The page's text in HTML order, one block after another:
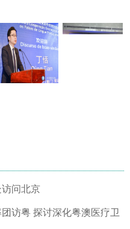
问北京
访粤 探讨深化粤澳医疗卫